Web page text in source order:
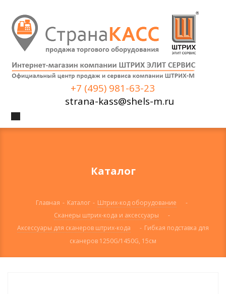
+7 (495) 981-63-23
strana-kass@shels-m.ru
Каталог
Главная - Каталог - Штрих-код оборудование
-
Сканеры штрих-кода и аксессуары
-
Аксессуары для сканеров штрих-кода
- Гибкая подставка для
сканеров 1250G/1450G, 15см